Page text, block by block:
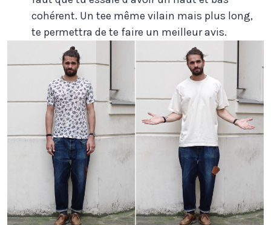
cohérent. Un tee même vilain mais plus long,
te permettra de te faire un meilleur avis.